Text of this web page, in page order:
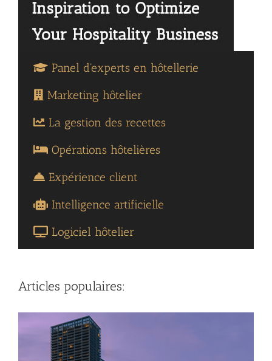
Panel d'experts en hôtellerie
Marketing hôtelier
La gestion des recettes
Opérations hôtelières
Expérience client
Intelligence artificielle
Logiciel hôtelier
Articles populaires: